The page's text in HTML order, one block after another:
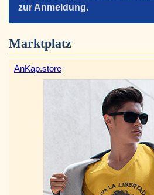
zur Anmeldung.
Marktplatz
AnKap.store